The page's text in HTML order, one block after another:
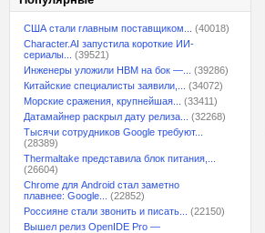
США стали главным поставщиком...
(40018)
Character.AI запустила короткие ИИ-
сериалы...
(39521)
Инженеры уложили HBM на бок —...
(39286)
Китайские специалисты заявили,...
(34072)
Морские сражения, крупнейшая...
(33411)
Датамайнер раскрыл дату релиза...
(32268)
Тысячи сотрудников Google требуют...
(28389)
Thermaltake представила блок питания,...
(26604)
Chrome для Android стал заметно
плавнее: Google...
(22852)
Россияне стали звонить и писать...
(22150)
Вышел релиз OpenIDE Pro —